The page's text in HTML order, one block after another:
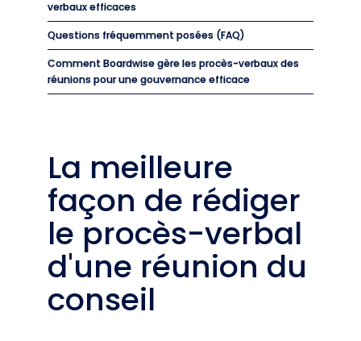
verbaux efficaces
Questions fréquemment posées (FAQ)
Comment Boardwise gère les procès-verbaux des
réunions pour une gouvernance efficace
La meilleure
façon de rédiger
le procès-verbal
d'une réunion du
conseil